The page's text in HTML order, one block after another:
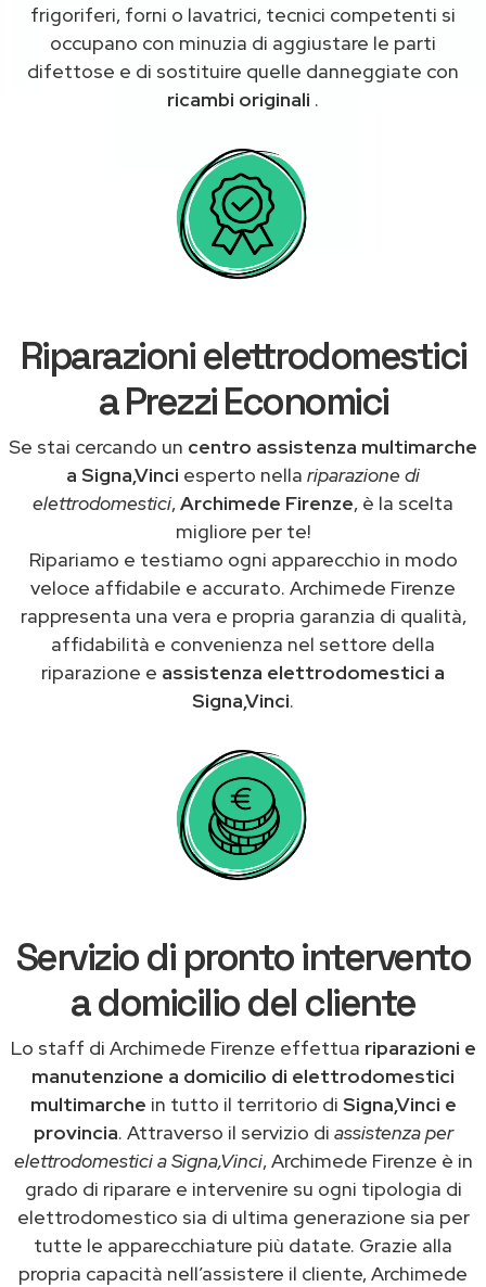
frigoriferi, forni o lavatrici, tecnici competenti si
occupano con minuzia di aggiustare le parti
difettose e di sostituire quelle danneggiate con
ricambi originali .
Riparazioni elettrodomestici
a Prezzi Economici
Se stai cercando un centro assistenza multimarche
a Signa,Vinci esperto nella riparazione di
elettrodomestici,Archimede Firenze, è la scelta
migliore per te!
Ripariamo e testiamo ogni apparecchio in modo
veloce affidabile e accurato. Archimede Firenze
rappresenta una vera e propria garanzia di qualità,
affidabilità e convenienza nel settore della
riparazione e assistenza elettrodomestici a
Signa,Vinci.
Servizio di pronto intervento
a domicilio del cliente
Lo staff di Archimede Firenze effettua riparazioni e
manutenzione a domicilio di elettrodomestici
multimarche in tutto il territorio di Signa,Vinci e
provincia. Attraverso il servizio di assistenza per
elettrodomestici a Signa,Vinci, Archimede Firenze è in
grado di riparare e intervenire su ogni tipologia di
elettrodomestico sia di ultima generazione sia per
tutte le apparecchiature più datate. Grazie alla
propria capacità nell’assistere il cliente, Archimede